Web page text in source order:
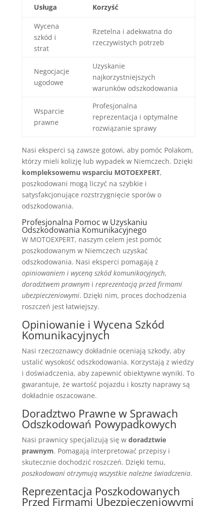
Usługa Korzyść
Wycena
szkód i
strat
Rzetelna i adekwatna do
rzeczywistych potrzeb
Negocjacje
ugodowe
Uzyskanie
najkorzystniejszych
warunków odszkodowania
Wsparcie
prawne
Profesjonalna
reprezentacja i optymalne
rozwiązanie sprawy
Nasi eksperci są zawsze gotowi, aby pomóc Polakom,
którzy mieli kolizję lub wypadek w Niemczech. Dzięki
kompleksowemu wsparciu MOTOEXPERT,
poszkodowani mogą liczyć na szybkie i
satysfakcjonujące rozstrzygnięcie sporów o
odszkodowania.
Profesjonalna Pomoc w Uzyskaniu
Odszkodowania Komunikacyjnego
W MOTOEXPERT, naszym celem jest pomóc
poszkodowanym w Niemczech uzyskać
odszkodowania. Nasi eksperci pomagają z
opiniowaniem i wyceną szkód komunikacyjnych,
doradztwem prawnymi reprezentacją przed firmami
ubezpieczeniowymi. Dzięki nim, proces dochodzenia
roszczeń jest łatwiejszy.
Opiniowanie i Wycena Szkód
Komunikacyjnych
Nasi rzeczoznawcy dokładnie oceniają szkody, aby
ustalić wysokość odszkodowania. Korzystają z wiedzy
i doświadczenia, aby zapewnić obiektywne wyniki. To
gwarantuje, że wartość pojazdu i koszty naprawy są
dokładnie oszacowane.
Doradztwo Prawne w Sprawach
Odszkodowań Powypadkowych
Nasi prawnicy specjalizują się w doradztwie
prawnym. Pomagają interpretować przepisy i
skutecznie dochodzić roszczeń. Dzięki temu,
poszkodowani otrzymują wszystkie należne świadczenia.
Reprezentacja Poszkodowanych
Przed Firmami Ubezpieczeniowymi